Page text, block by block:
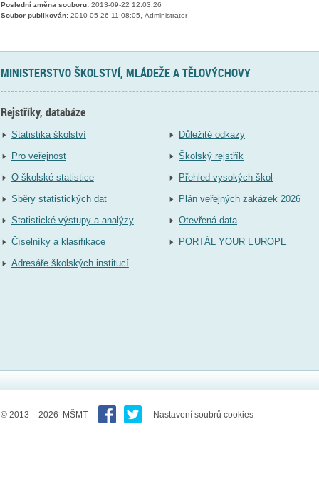
Poslední změna souboru:2013-09-22 12:03:26
Soubor publikován:2010-05-26 11:08:05, Administrator
MINISTERSTVO ŠKOLSTVÍ, MLÁDEŽE A TĚLOVÝCHOVY
Rejstříky, databáze
Statistika školství
Pro veřejnost
O školské statistice
Sběry statistických dat
Statistické výstupy a analýzy
Číselníky a klasifikace
Adresáře školských institucí
Důležité odkazy
Školský rejstřík
Přehled vysokých škol
Plán veřejných zakázek 2026
Otevřená data
PORTÁL YOUR EUROPE
© 2013 – 2026 MŠMT Nastavení soubrů cookies